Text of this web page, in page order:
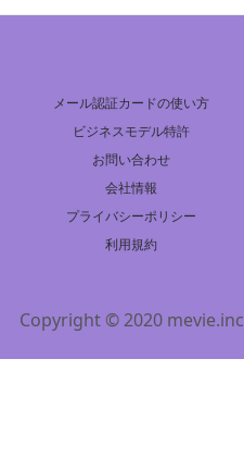
メール認証カードの使い方
ビジネスモデル特許
お問い合わせ
会社情報
プライバシーポリシー
利用規約
Copyright © 2020 mevie.inc